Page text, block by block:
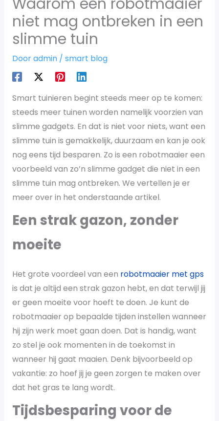
niet mag ontbreken in een
slimme tuin
Dooradmin / smart blog
Smart tuinieren begint steeds meer op te komen:
steeds meer tuinen worden namelijk voorzien van
slimme gadgets. En dat is niet voor niets, want een
slimme tuin is gemakkelijk, duurzaam en kan je ook
nog eens tijd besparen. Zo is een robotmaaier een
voorbeeld van zo’n slimme gadget die niet in een
slimme tuin mag ontbreken. We vertellen je er
meer over in het onderstaande artikel.
Een strak gazon, zonder
moeite
Het grote voordeel van een robotmaaier met gps
is dat je altijd een strak gazon hebt, en dat terwijl jij
er geen moeite voor hoeft te doen. Je kunt de
robotmaaier op bepaalde tijden instellen wanneer
hij zijn werk moet gaan doen. Dat is handig, want
zo stel je ook momenten in de toekomst in
wanneer hij gaat maaien. Denk bijvoorbeeld op
vakantie: zo hoef jij je geen zorgen te maken over
dat het gras te lang wordt.
Tijdsbesparing voor de